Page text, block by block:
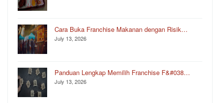
Cara Buka Franchise Makanan dengan Risik…
July 13, 2026
Panduan Lengkap Memilih Franchise F&#038…
July 13, 2026